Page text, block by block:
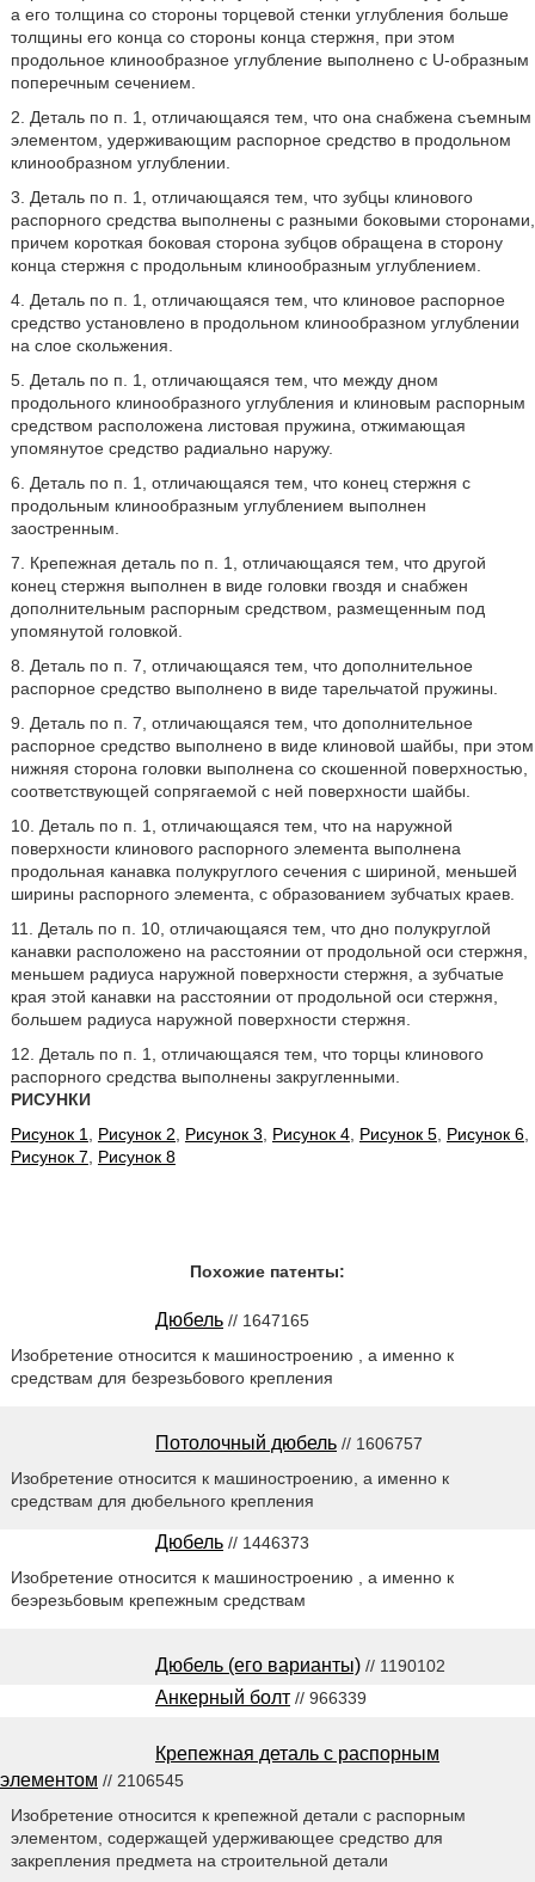
а его толщина со стороны торцевой стенки углубления больше
толщины его конца со стороны конца стержня, при этом
продольное клинообразное углубление выполнено с U-образным
поперечным сечением.
2. Деталь по п. 1, отличающаяся тем, что она снабжена съемным
элементом, удерживающим распорное средство в продольном
клинообразном углублении.
3. Деталь по п. 1, отличающаяся тем, что зубцы клинового
распорного средства выполнены с разными боковыми сторонами,
причем короткая боковая сторона зубцов обращена в сторону
конца стержня с продольным клинообразным углублением.
4. Деталь по п. 1, отличающаяся тем, что клиновое распорное
средство установлено в продольном клинообразном углублении
на слое скольжения.
5. Деталь по п. 1, отличающаяся тем, что между дном
продольного клинообразного углубления и клиновым распорным
средством расположена листовая пружина, отжимающая
упомянутое средство радиально наружу.
6. Деталь по п. 1, отличающаяся тем, что конец стержня с
продольным клинообразным углублением выполнен
заостренным.
7. Крепежная деталь по п. 1, отличающаяся тем, что другой
конец стержня выполнен в виде головки гвоздя и снабжен
дополнительным распорным средством, размещенным под
упомянутой головкой.
8. Деталь по п. 7, отличающаяся тем, что дополнительное
распорное средство выполнено в виде тарельчатой пружины.
9. Деталь по п. 7, отличающаяся тем, что дополнительное
распорное средство выполнено в виде клиновой шайбы, при этом
нижняя сторона головки выполнена со скошенной поверхностью,
соответствующей сопрягаемой с ней поверхности шайбы.
10. Деталь по п. 1, отличающаяся тем, что на наружной
поверхности клинового распорного элемента выполнена
продольная канавка полукруглого сечения с шириной, меньшей
ширины распорного элемента, с образованием зубчатых краев.
11. Деталь по п. 10, отличающаяся тем, что дно полукруглой
канавки расположено на расстоянии от продольной оси стержня,
меньшем радиуса наружной поверхности стержня, а зубчатые
края этой канавки на расстоянии от продольной оси стержня,
большем радиуса наружной поверхности стержня.
12. Деталь по п. 1, отличающаяся тем, что торцы клинового
распорного средства выполнены закругленными.
РИСУНКИ
Рисунок 1
Рисунок 2 Рисунок 3 Рисунок 4, Рисунок 5, Рисунок 6,
Рисунок 7
Рисунок 8
Похожие патенты:
Дюбель // 1647165
Изобретение относится к машиностроению , а именно к
средствам для безрезьбового крепления
Потолочный дюбель // 1606757
Изобретение относится к машиностроению, а именно к
средствам для дюбельного крепления
Дюбель // 1446373
Изобретение относится к машиностроению , а именно к
беэрезьбовым крепежным средствам
Дюбель (его варианты) // 1190102
Анкерный болт // 966339
Крепежная деталь с распорным
элементом // 2106545
Изобретение относится к крепежной детали с распорным
элементом, содержащей удерживающее средство для
закрепления предмета на строительной детали